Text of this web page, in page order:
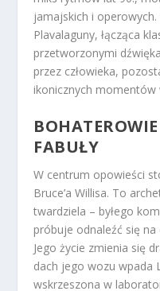
jamajskich i
Plavalaguny, łącząca
przetworzonymi
przez człowieka,
ikonicznych momentów
FABUŁY
W centrum opowieści
Bruce’a Willisa. To
twardziela – byłego
próbuje odnaleźć się
Jego życie zmienia się
dach jego wozu wpada
wskrzeszona w